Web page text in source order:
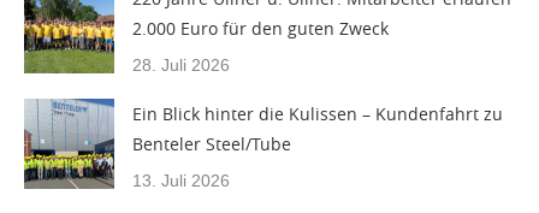
2.000 Euro für den guten Zweck
28. Juli 2026
Ein Blick hinter die Kulissen – Kundenfahrt zu
Benteler Steel/Tube
13. Juli 2026